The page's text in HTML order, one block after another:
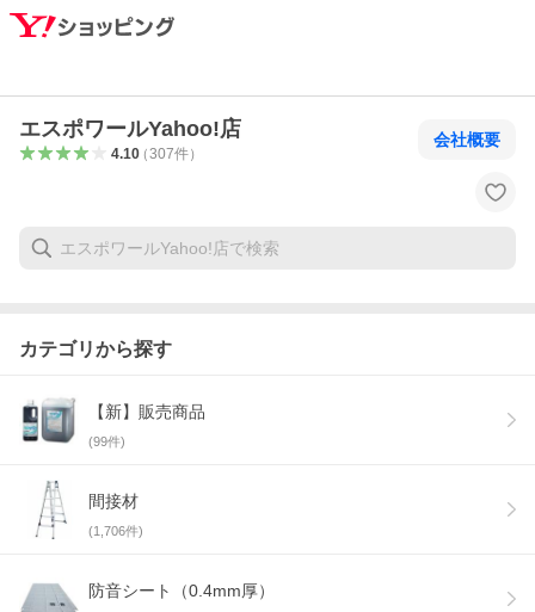
エスポワールYahoo!店
4.10（307件）
会社概要
カテゴリから探す
【新】販売商品
(99件)
間接材
(1,706件)
防音シート（0.4mm厚）